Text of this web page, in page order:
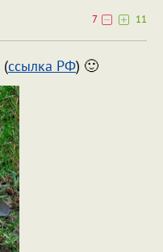
7
11
(ссылка РФ) 🙂